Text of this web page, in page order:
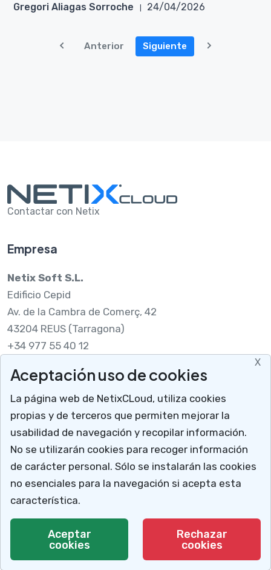
Gregori Aliagas Sorroche 24/04/2026
Anterior Siguiente
Mucho más que un programa para talleres
NetixCloud permite gestionar y administrar tu
Te explicamos cómo
X
Aceptación uso de cookies
La página web de NetixCLoud, utiliza cookies
propias y de terceros que permiten mejorar la
usabilidad de navegación y recopilar información.
No se utilizarán cookies para recoger información
de carácter personal. Sólo se instalarán las cookies
no esenciales para la navegación si acepta esta
característica.
Aceptar
cookies
Rechazar
cookies
Contactar con Netix
Empresa
Netix Soft S.L.
Edificio Cepid
Av. de la Cambra de Comerç, 42
43204 REUS (Tarragona)
+34 977 55 40 12
Legal
Nota legal
RGPDUE
Cómo llegar
Descargar soporte
© 2026 Netix. Todos los derechos reservados.